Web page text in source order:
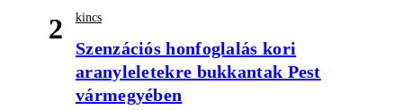
2 kincs
Szenzációs honfoglalás kori
aranyleletekre bukkantak Pest
vármegyében